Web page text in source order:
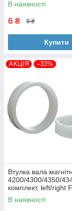
В наявності
6 ₴ 9 ₴
Купити
АКЦІЯ –33%
Втулка вала
4200/4300/4350/
комплект, left/right
(MAG-1338A-BSH-
В наявності